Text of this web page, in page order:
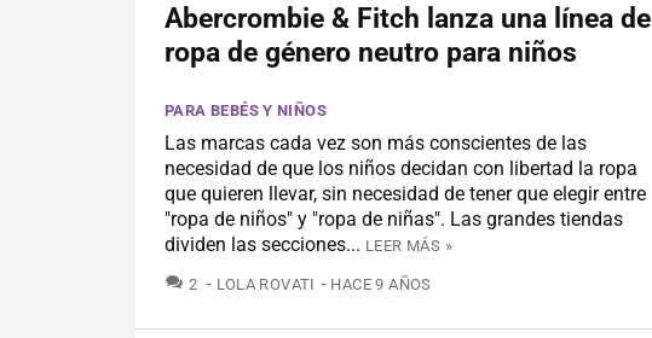
Abercrombie & Fitch lanza una línea de
ropa de género neutro para niños
PARA BEBÉS Y NIÑOS
Las marcas cada vez son más conscientes de las
necesidad de que los niños decidan con libertad la ropa
que quieren llevar, sin necesidad de tener que elegir entre
"ropa de niños" y "ropa de niñas". Las grandes tiendas
dividen las secciones... LEER MÁS »
2 COMENTARIOS
LOLA ROVATI HACE 9 AÑOS